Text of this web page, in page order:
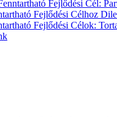
Fejlődési Cél:
Fejlődési Célhoz
Fejlődési Célok: